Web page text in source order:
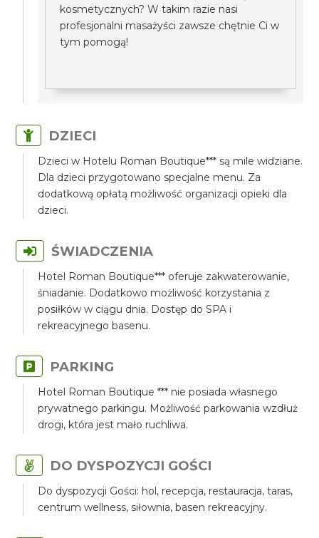
kosmetycznych? W takim razie nasi
profesjonalni masażyści zawsze chętnie Ci w
tym pomogą!
DZIECI
Dzieci w Hotelu Roman Boutique*** są mile widziane.
Dla dzieci przygotowano specjalne menu. Za
dodatkową opłatą możliwość organizacji opieki dla
dzieci.
ŚWIADCZENIA
Hotel Roman Boutique*** oferuje zakwaterowanie,
śniadanie. Dodatkowo możliwość korzystania z
posiłków w ciągu dnia. Dostęp do SPA i
rekreacyjnego basenu.
PARKING
Hotel Roman Boutique *** nie posiada własnego
prywatnego parkingu. Możliwość parkowania wzdłuż
drogi, która jest mało ruchliwa.
DO DYSPOZYCJI GOŚCI
Do dyspozycji Gości: hol, recepcja, restauracja, taras,
centrum wellness, siłownia, basen rekreacyjny.